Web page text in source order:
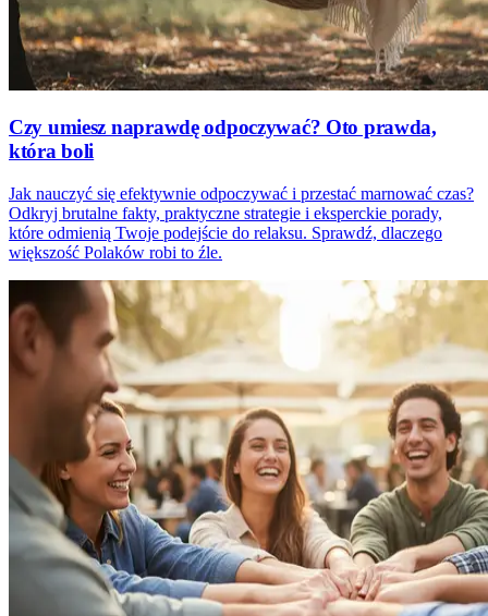
Czy umiesz naprawdę odpoczywać? Oto prawda,
która boli
Jak nauczyć się efektywnie odpoczywać i przestać marnować czas?
Odkryj brutalne fakty, praktyczne strategie i eksperckie porady,
które odmienią Twoje podejście do relaksu. Sprawdź, dlaczego
większość Polaków robi to źle.